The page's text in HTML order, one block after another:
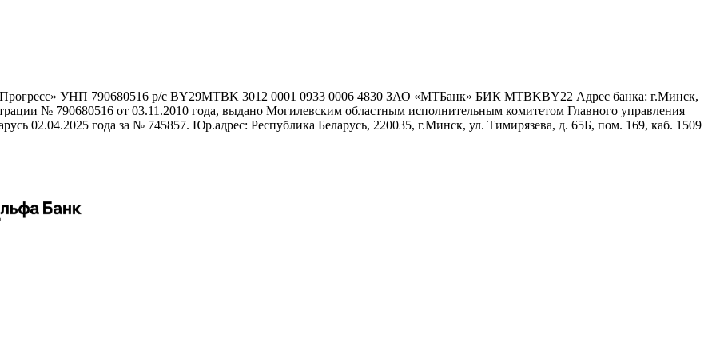
УНП 790680516 р/с BY29MTBK 3012 0001 0933 0006 4830 ЗАО «МТБанк» БИК MTBKBY22 Адрес банка: г.Минск,
№ 790680516 от 03.11.2010 года, выдано Могилевским областным исполнительным комитетом Главного управления
02.04.2025 года за № 745857. Юр.адрес: Республика Беларусь, 220035, г.Минск, ул. Тимирязева, д. 65Б, пом. 169, каб. 1509